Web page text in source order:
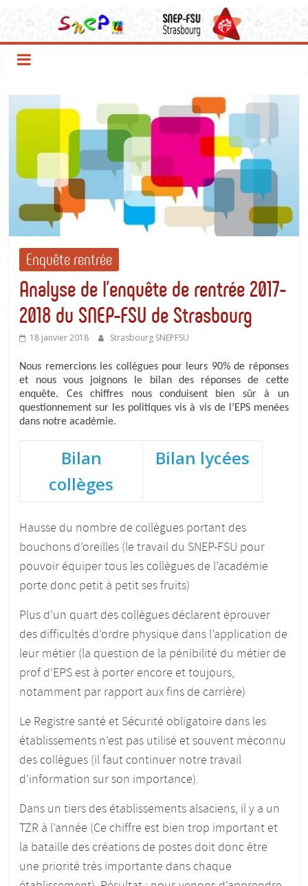
contenu
Le
SNEP
FSU
Strasbourg
Enquête rentrée
Analyse de l’enquête de rentrée 2017-
2018 du SNEP-FSU de Strasbourg
18 janvier 2018 Strasbourg SNEPFSU
Nous remercions les collègues pour leurs 90% de réponses
et nous vous joignons le bilan des réponses de cette
enquête. Ces chiffres nous conduisent bien sûr à un
questionnement sur les politiques vis à vis de l’EPS menées
dans notre académie.
Bilan
collèges
Bilan lycées
Hausse du nombre de collègues portant des
bouchons d’oreilles (le travail du SNEP-FSU pour
pouvoir équiper tous les collègues de l’académie
porte donc petit à petit ses fruits)
Plus d’un quart des collègues déclarent éprouver
des difficultés d’ordre physique dans l’application de
leur métier (la question de la pénibilité du métier de
prof d’EPS est à porter encore et toujours,
notamment par rapport aux fins de carrière)
Le Registre santé et Sécurité obligatoire dans les
établissements n’est pas utilisé et souvent méconnu
des collègues (il faut continuer notre travail
d’information sur son importance).
Dans un tiers des établissements alsaciens, il y a un
TZR à l’année (Ce chiffre est bien trop important et
la bataille des créations de postes doit donc être
une priorité très importante dans chaque